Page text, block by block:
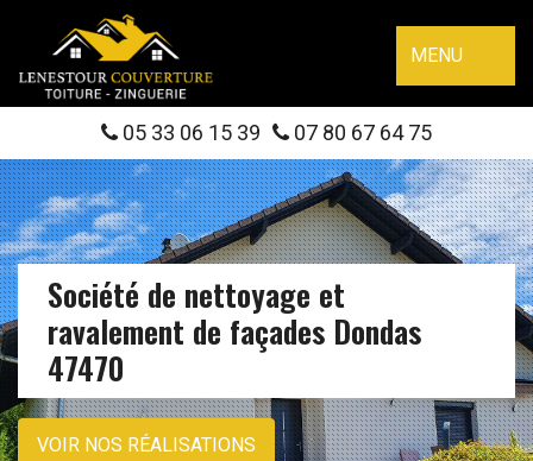
MENU
05 33 06 15 39 07 80 67 64 75
Société de nettoyage et
ravalement de façades Dondas
47470
VOIR NOS RÉALISATIONS